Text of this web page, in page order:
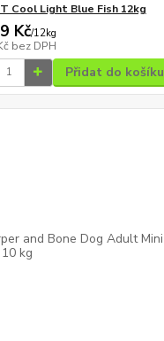
Cool Light Blue Fish 12kg
Kč/12kg
bez DPH
Přidat do košíku